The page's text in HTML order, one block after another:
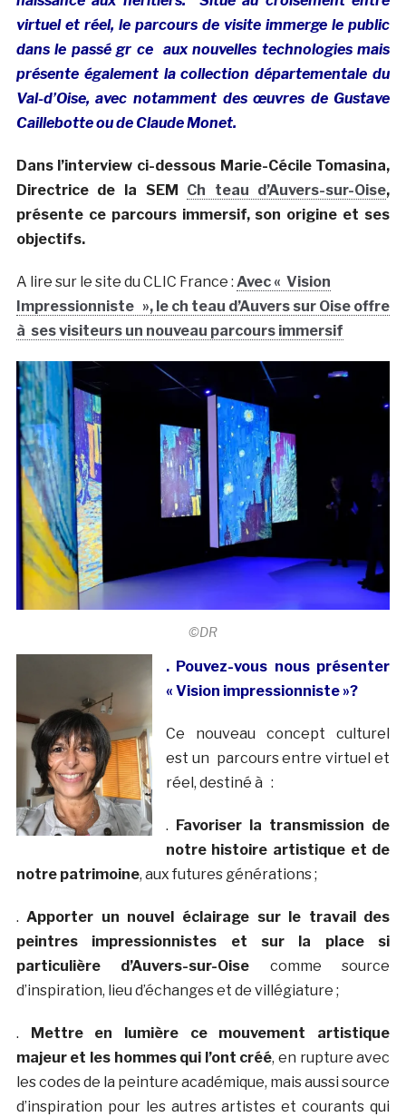
virtuel et réel, le parcours de visite immerge le public
dans le passé gr ce aux nouvelles technologies mais
présente également la collection départementale du
Val-d’Oise, avec notamment des œuvres de Gustave
Caillebotte ou de Claude Monet.
Dans l’interview ci-dessous Marie-Cécile Tomasina,
Directrice de la SEM Ch teau d’Auvers-sur-Oise,
présente ce parcours immersif, son origine et ses
objectifs.
A lire sur le site du CLIC France : Avec « Vision
Impressionniste », le ch teau d’Auvers sur Oise offre
à ses visiteurs un nouveau parcours immersif
©DR
. Pouvez-vous nous présenter
« Vision impressionniste »?
Ce nouveau concept culturel
est un parcours entre virtuel et
réel, destiné à :
. Favoriser la transmission de
notre histoire artistique et de
notre patrimoine, aux futures générations ;
.Apporter un nouvel éclairage sur le travail des
peintres impressionnistes et sur la place si
particulière d’Auvers-sur-Oise comme source
d’inspiration, lieu d’échanges et de villégiature ;
. Mettre en lumière ce mouvement artistique
majeur et les hommes qui l’ont créé, en rupture avec
les codes de la peinture académique, mais aussi source
d’inspiration pour les autres artistes et courants qui